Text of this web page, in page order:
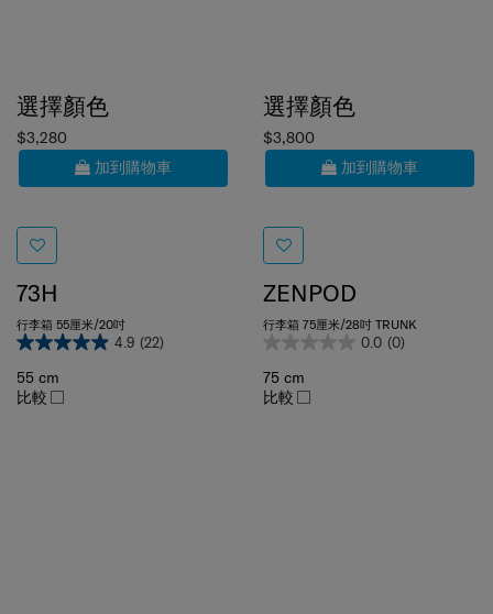
$3,280
加到購物車
73H
行李箱 55厘米/20吋
4.9
55 cm
比較
$3,800
加到購物車
ZENPOD
行李箱 75厘米/28吋 TRUNK
0.0 (0)
75 cm
比較